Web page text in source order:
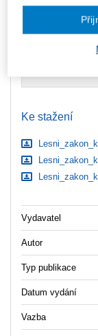
Ke stažení
Vydavatel
Autor
Typ publikace
Datum vydání
Vazba